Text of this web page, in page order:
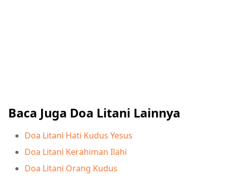
Baca Juga Doa Litani Lainnya
Doa Litani Hati Kudus Yesus
Doa Litani Kerahiman Ilahi
Doa Litani Orang Kudus